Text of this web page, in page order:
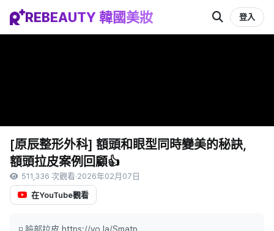
REBEAUTY 韓國美妝 登入
[原辰整形外科] 額頭和眼型同時變美的秘訣，
額頭拉皮案例回顧👍
511,336 次觀看·2026年02月07日
在YouTube觀看